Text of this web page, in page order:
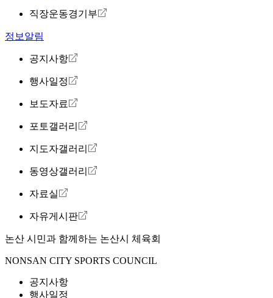
직장운동경기부
정보알림
공지사항
행사일정
보도자료
포토갤러리
지도자갤러리
동영상갤러리
자료실
자유게시판
논산 시민과 함께하는 논산시 체육회
NONSAN CITY SPORTS COUNCIL
공지사항
행사일정